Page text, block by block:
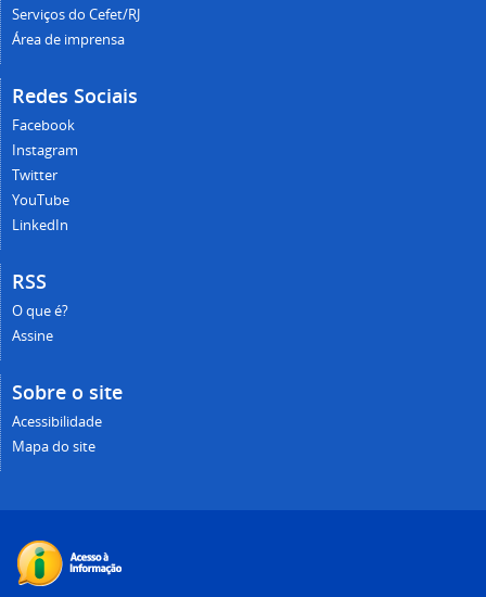
Serviços do Cefet/RJ
Área de imprensa
Redes Sociais
Facebook
Instagram
Twitter
YouTube
LinkedIn
RSS
O que é?
Assine
Sobre o site
Acessibilidade
Mapa do site